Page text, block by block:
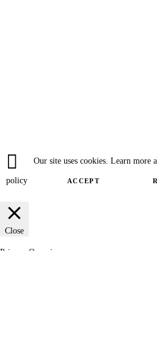
Our site uses cookies. Learn more
policy ACCEPT
Close
Privacy Overview